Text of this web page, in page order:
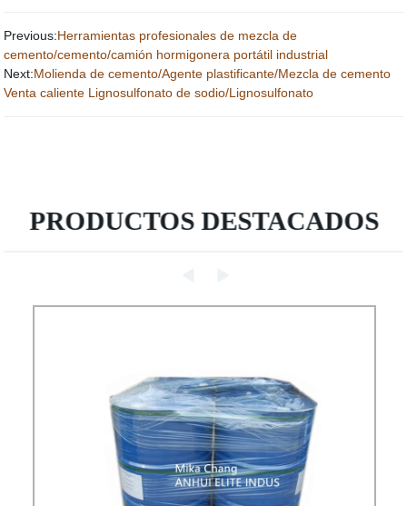
Previous:Herramientas profesionales de mezcla de
cemento/cemento/camión hormigonera portátil industrial
Next:Molienda de cemento/Agente plastificante/Mezcla de cemento
Venta caliente Lignosulfonato de sodio/Lignosulfonato
PRODUCTOS DESTACADOS